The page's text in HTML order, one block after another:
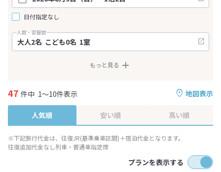
日付指定なし
人数・部屋数
もっと見る
地図表示
47 件中 1～10件表示
人気順 安い順 高い順
※下記旅行代金は、往復JR(基準乗車区間)＋宿泊代金となります。
往復追加代金なし列車・普通車指定席
プランを表示する